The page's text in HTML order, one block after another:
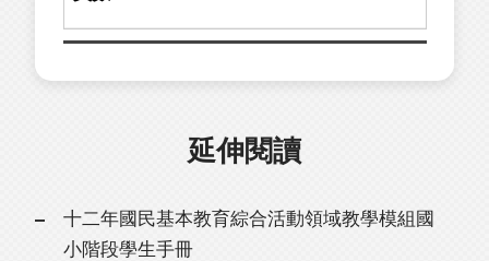
延伸閱讀
十二年國民基本教育綜合活動領域教學模組國
小階段學生手冊